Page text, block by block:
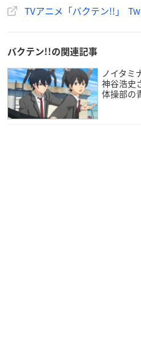
シロ高メンバーのキャラクター
追加キャラクター&
TVアニメ「バクテン!!」
バクテン!!の関連記事
ノイタミ
神谷浩史
体操部の